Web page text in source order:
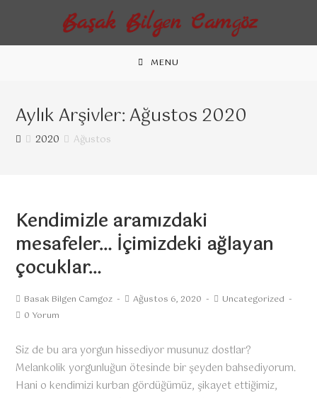
MENU
Aylık Arşivler: Ağustos 2020
2020 Ağustos
Kendimizle aramızdaki
mesafeler… İçimizdeki ağlayan
çocuklar…
Basak Bilgen Camgoz Ağustos 6, 2020
Uncategorized
0 Yorum
Siz de bu ara yorgun hissediyor musunuz dostlar?
Melankolik yorgunluğun ötesinde bir şeyden bahsediyorum.
Hani o kendimizi kurban gördüğümüz, şikayet ettiğimiz,